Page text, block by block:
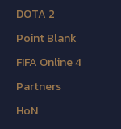
DOTA 2
Point Blank
FIFA Online 4
Partners
HoN